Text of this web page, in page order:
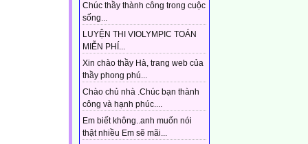
Chúc thầy thành công trong cuộc
sống...
LUYỆN THI VIOLYMPIC TOÁN
MIỄN PHÍ...
Xin chào thầy Hà, trang web của
thầy phong phú...
Chào chủ nhà .Chúc bạn thành
công và hạnh phúc....
Em biết không..anh muốn nói
thật nhiều Em sẽ mãi...